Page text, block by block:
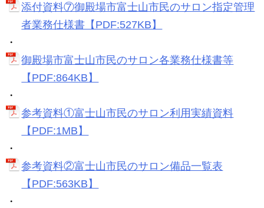
添付資料⑦御殿場市富士山市民のサロン指定管理
者業務仕様書【PDF:527KB】
・
御殿場市富士山市民のサロン各業務仕様書等
【PDF:864KB】
・
参考資料①富士山市民のサロン利用実績資料
【PDF:1MB】
・
参考資料②富士山市民のサロン備品一覧表
【PDF:563KB】
・